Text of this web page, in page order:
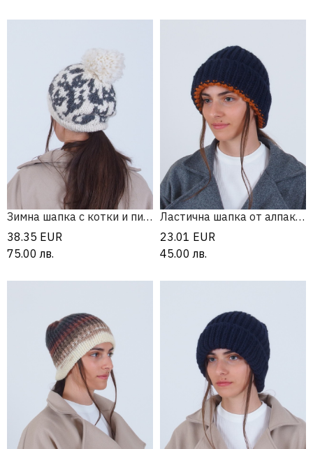
Зимна шапка с котки и пискюл
38.35 EUR
75.00 лв.
Ластична шапка от алпака и мерино
23.01 EUR
45.00 лв.